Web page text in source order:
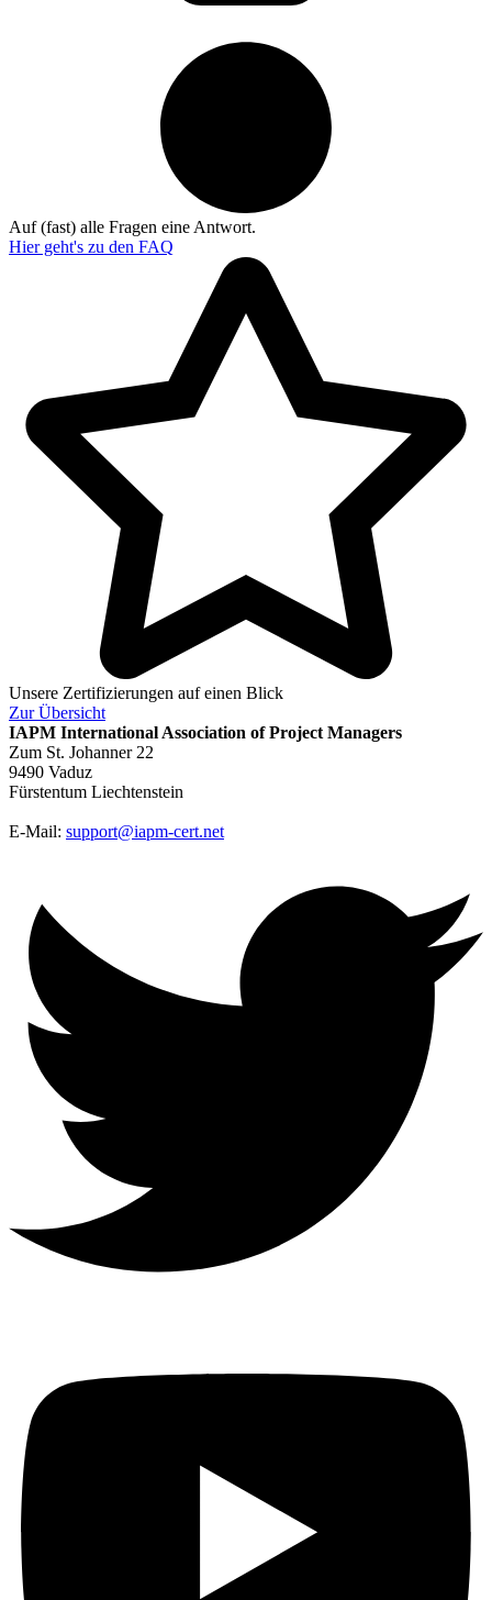
Auf (fast) alle Fragen eine Antwort.
Hier geht's zu den FAQ
Unsere Zertifizierungen auf einen Blick
ZurÜbersicht
IAPM International Association of Project Managers
Zum St. Johanner 22
9490 Vaduz
Fürstentum Liechtenstein
E-Mail: support@iapm-cert.net